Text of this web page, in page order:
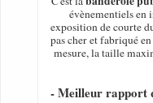
évènementiels en
exposition de courte
pas cher et fabriqué
mesure, la taille
- Meilleur rapport